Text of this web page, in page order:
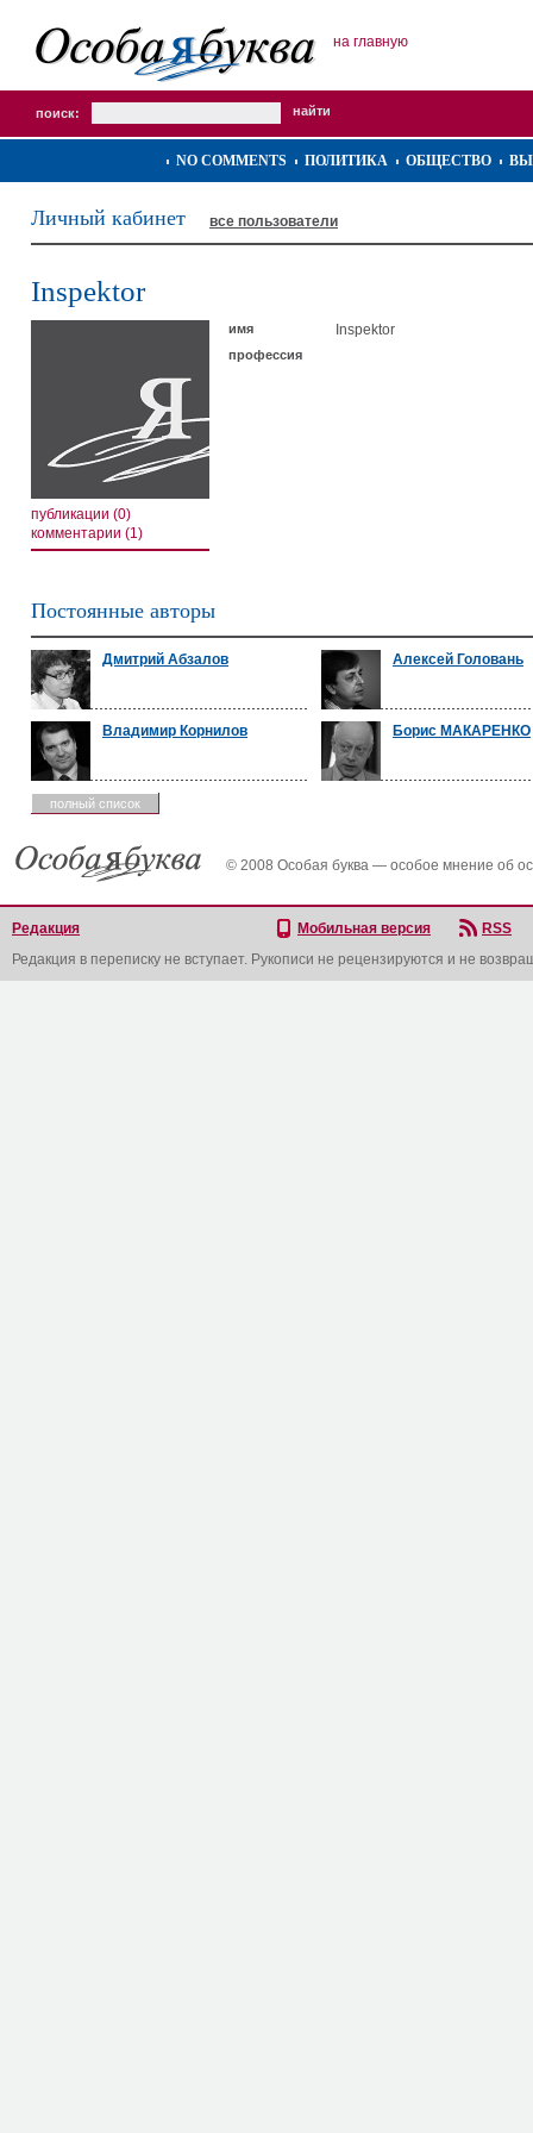
на главную
поиск:
NO COMMENTS ПОЛИТИКА ОБЩЕСТВО
Личный кабинет все пользователи
Inspektor
публикации (0)
комментарии (1)
имя Inspektor
профессия
Постоянные авторы
Дмитрий Абзалов Алексей Головань
Владимир Корнилов Борис МАКАРЕНКО
полный список
© 2008 Особая буква — особое мнение об
Редакция Мобильная версия
RSS
Редакция в переписку не вступает. Рукописи не рецензируются и не